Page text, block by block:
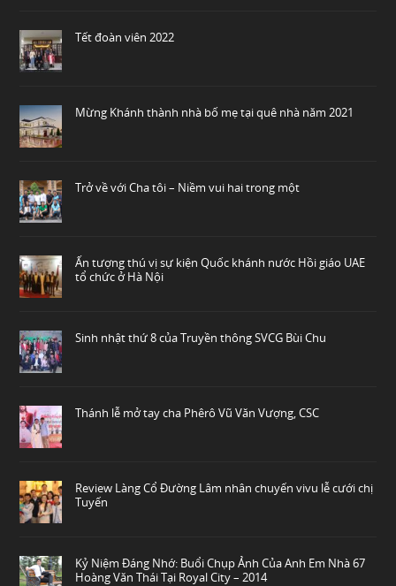
Tết đoàn viên 2022
Mừng Khánh thành nhà bố mẹ tại quê nhà năm 2021
Trở về với Cha tôi – Niềm vui hai trong một
Ấn tượng thú vị sự kiện Quốc khánh nước Hồi giáo UAE
tổ chức ở Hà Nội
Sinh nhật thứ 8 của Truyền thông SVCG Bùi Chu
Thánh lễ mở tay cha Phêrô Vũ Văn Vượng, CSC
Review Làng Cổ Đường Lâm nhân chuyến vivu lễ cưới chị
Tuyến
Kỷ Niệm Đáng Nhớ: Buổi Chụp Ảnh Của Anh Em Nhà 67
Hoàng Văn Thái Tại Royal City – 2014